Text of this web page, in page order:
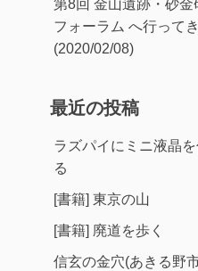
第8回 金山遺跡・砂金
フォーラム へ行って
(2020/02/08)
最近の投稿
ラズパイにミニ液晶
る
[書籍] 東京の山
[書籍] 廃道を歩く
信玄の金穴(あきる野